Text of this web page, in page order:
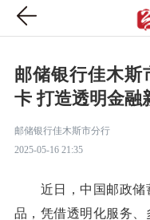
邮储银行佳木斯
卡 打造透明金融
邮储银行佳木斯市分行
2025-05-16 21:35
近日，中国邮政储
品，凭借透明化服务